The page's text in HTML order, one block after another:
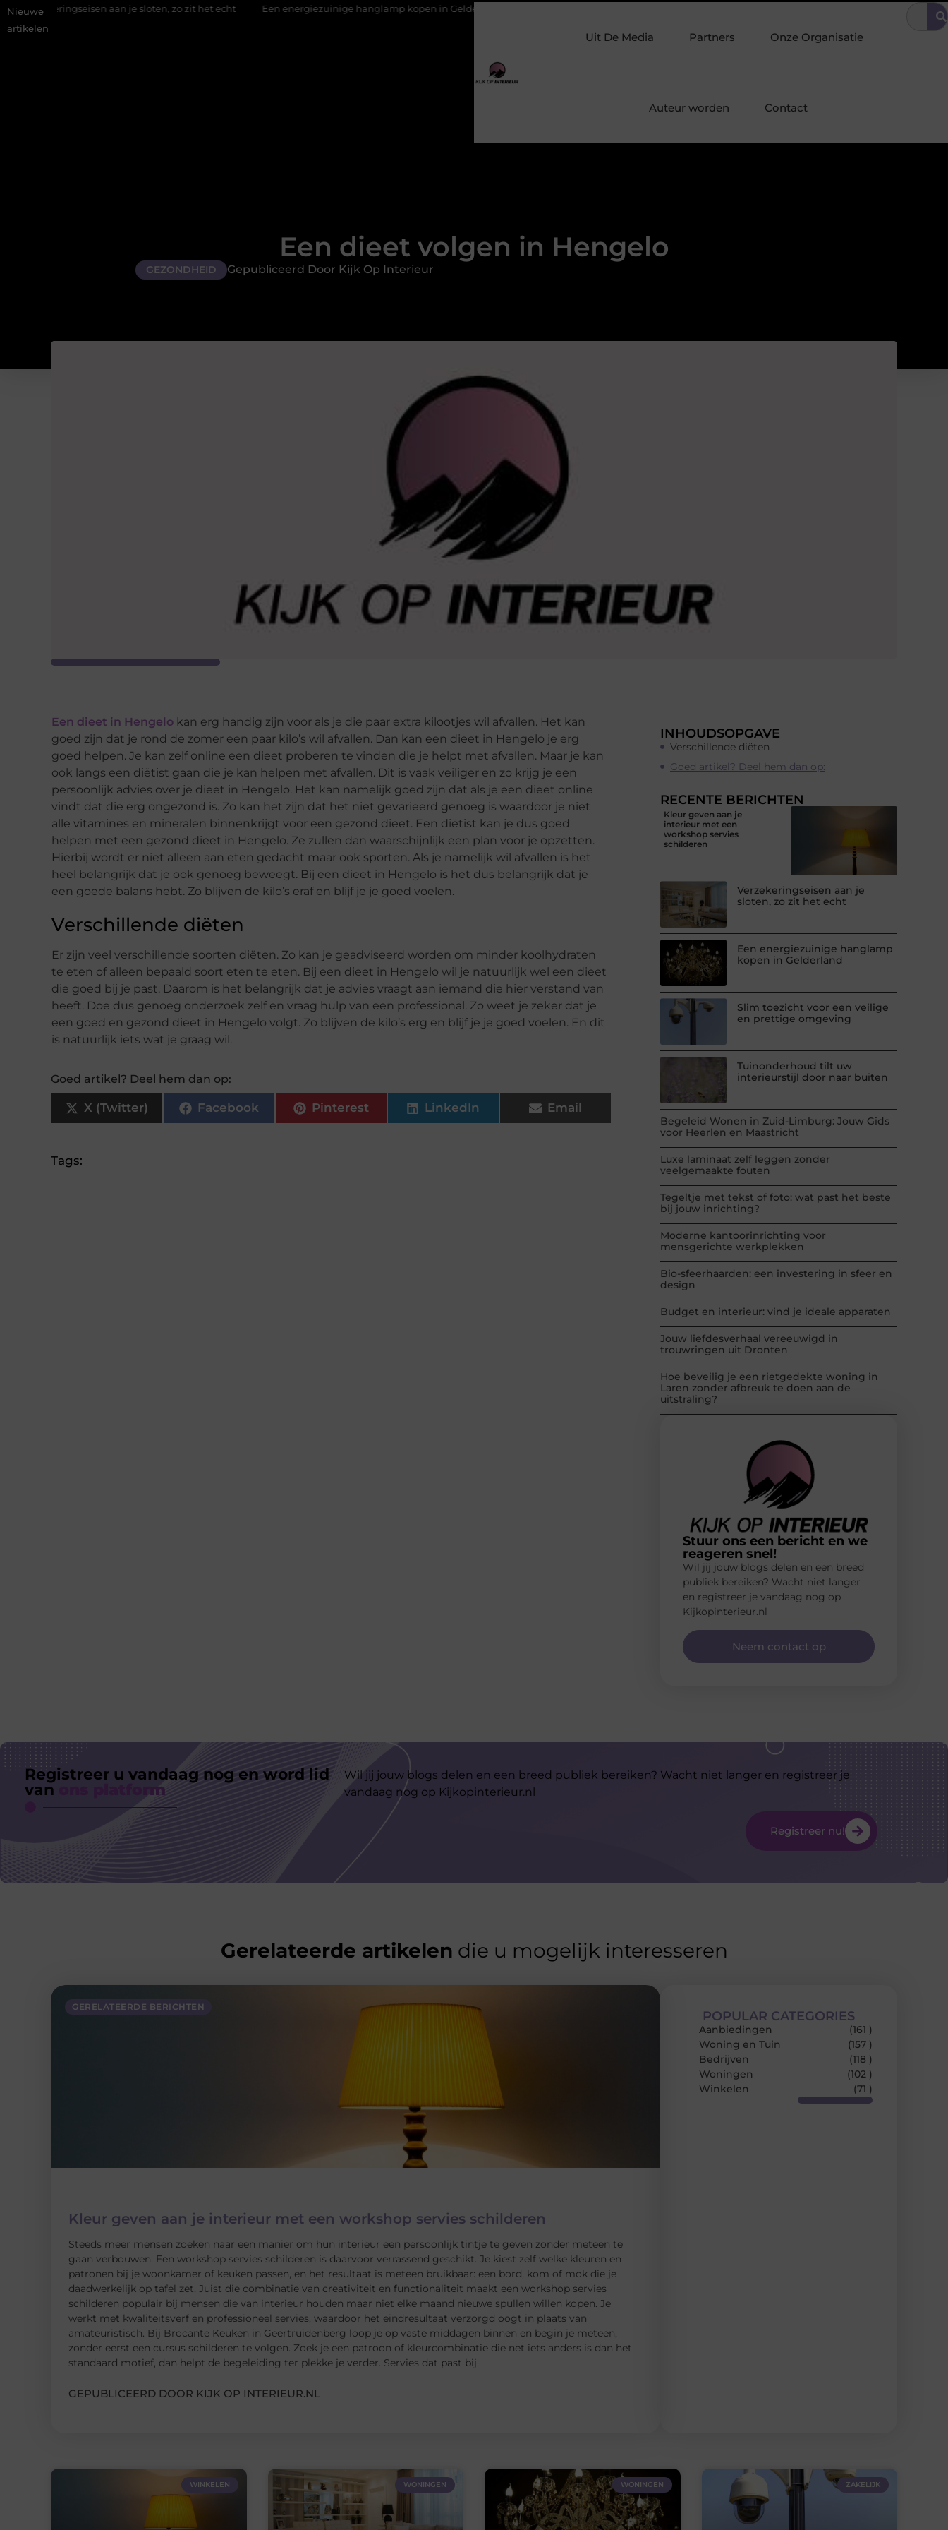
Nieuwe
artikelen
aan je sloten, zo zit het echt Een energiezuinige hanglamp kopen in Gelderland Slim toezicht voor een veilige en prettige omgeving Tuinonderhoud tilt uw interieurstijl door naar
Uit De Media Partners Onze Organisatie
Auteur worden Contact
Een dieet volgen in Hengelo
GEZONDHEID Gepubliceerd Door Kijk Op Interieur
Een dieet in Hengelo kan erg handig zijn voor als je die paar extra kilootjes wil afvallen. Het kan
goed zijn dat je rond de zomer een paar kilo’s wil afvallen. Dan kan een dieet in Hengelo je erg
goed helpen. Je kan zelf online een dieet proberen te vinden die je helpt met afvallen. Maar je kan
ook langs een diëtist gaan die je kan helpen met afvallen. Dit is vaak veiliger en zo krijg je een
persoonlijk advies over je dieet in Hengelo. Het kan namelijk goed zijn dat als je een dieet online
vindt dat die erg ongezond is. Zo kan het zijn dat het niet gevarieerd genoeg is waardoor je niet
alle vitamines en mineralen binnenkrijgt voor een gezond dieet. Een diëtist kan je dus goed
helpen met een gezond dieet in Hengelo. Ze zullen dan waarschijnlijk een plan voor je opzetten.
Hierbij wordt er niet alleen aan eten gedacht maar ook sporten. Als je namelijk wil afvallen is het
heel belangrijk dat je ook genoeg beweegt. Bij een dieet in Hengelo is het dus belangrijk dat je
een goede balans hebt. Zo blijven de kilo’s eraf en blijf je je goed voelen.
Verschillende diëten
Er zijn veel verschillende soorten diëten. Zo kan je geadviseerd worden om minder koolhydraten
te eten of alleen bepaald soort eten te eten. Bij een dieet in Hengelo wil je natuurlijk wel een dieet
die goed bij je past. Daarom is het belangrijk dat je advies vraagt aan iemand die hier verstand van
heeft. Doe dus genoeg onderzoek zelf en vraag hulp van een professional. Zo weet je zeker dat je
een goed en gezond dieet in Hengelo volgt. Zo blijven de kilo’s erg en blijf je je goed voelen. En dit
is natuurlijk iets wat je graag wil.
Goed artikel? Deel hem dan op:
X (Twitter) Facebook Pinterest LinkedIn Email
Tags:
INHOUDSOPGAVE
Verschillende diëten
Goed artikel? Deel hem dan op:
RECENTE BERICHTEN
Kleur geven aan je
interieur met een
workshop servies
schilderen
Verzekeringseisen aan je
sloten, zo zit het echt
Een energiezuinige hanglamp
kopen in Gelderland
Slim toezicht voor een veilige
en prettige omgeving
Tuinonderhoud tilt uw
interieurstijl door naar buiten
Begeleid Wonen in Zuid-Limburg: Jouw Gids
voor Heerlen en Maastricht
Luxe laminaat zelf leggen zonder
veelgemaakte fouten
Tegeltje met tekst of foto: wat past het beste
bij jouw inrichting?
Moderne kantoorinrichting voor
mensgerichte werkplekken
Bio-sfeerhaarden: een investering in sfeer en
design
Budget en interieur: vind je ideale apparaten
Jouw liefdesverhaal vereeuwigd in
trouwringen uit Dronten
Hoe beveilig je een rietgedekte woning in
Laren zonder afbreuk te doen aan de
uitstraling?
Stuur ons een bericht en we
reageren snel!
Wil jij jouw blogs delen en een breed
publiek bereiken? Wacht niet langer
en registreer je vandaag nog op
Kijkopinterieur.nl
Neem contact op
Registreer u vandaag nog en word lid
van
ons platform
Wil jij jouw blogs delen en een breed publiek bereiken? Wacht niet langer en registreer je
vandaag nog op Kijkopinterieur.nl
Registreer nu!
Gerelateerde artikelen die u mogelijk interesseren
GERELATEERDE BERICHTEN
Kleur geven aan je interieur met een workshop servies schilderen
Steeds meer mensen zoeken naar een manier om hun interieur een persoonlijk tintje te geven zonder meteen te
gaan verbouwen. Een workshop servies schilderen is daarvoor verrassend geschikt. Je kiest zelf welke kleuren en
patronen bij je woonkamer of keuken passen, en het resultaat is meteen bruikbaar: een bord, kom of mok die je
daadwerkelijk op tafel zet. Juist die combinatie van creativiteit en functionaliteit maakt een workshop servies
schilderen populair bij mensen die van interieur houden maar niet elke maand nieuwe spullen willen kopen. Je
werkt met kwaliteitsverf en professioneel servies, waardoor het eindresultaat verzorgd oogt in plaats van
amateuristisch. Bij Brocante Keuken in Geertruidenberg loop je op vaste middagen binnen en begin je meteen,
zonder eerst een cursus schilderen te volgen. Zoek je een patroon of kleurcombinatie die net iets anders is dan het
standaard motief, dan helpt de begeleiding ter plekke je verder. Servies dat past bij
GEPUBLICEERD DOOR KIJK OP INTERIEUR.NL
POPULAR CATEGORIES
Aanbiedingen
(161 )
Woning en Tuin
(157 )
Bedrijven
(118 )
Woningen
(102 )
Winkelen
(71 )
WINKELEN WONINGEN WONINGEN ZAKELIJK